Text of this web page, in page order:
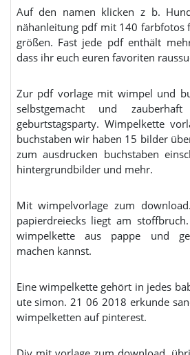
Auf den namen klicken z b.
nähanleitung pdf mit 140 farbfotos
größen. Fast jede pdf enthält
dass ihr euch euren favoriten
Zur pdf vorlage mit wimpel und
selbstgemacht und
geburtstagsparty. Wimpelkette
buchstaben wir haben 15 bilder
zum ausdrucken buchstaben
hintergrundbilder und mehr.
Mit wimpelvorlage zum
papierdreiecks liegt am
wimpelkette aus pappe und
machen kannst.
Eine wimpelkette gehört in jedes
ute simon. 21 06 2018 erkunde
wimpelketten auf pinterest.